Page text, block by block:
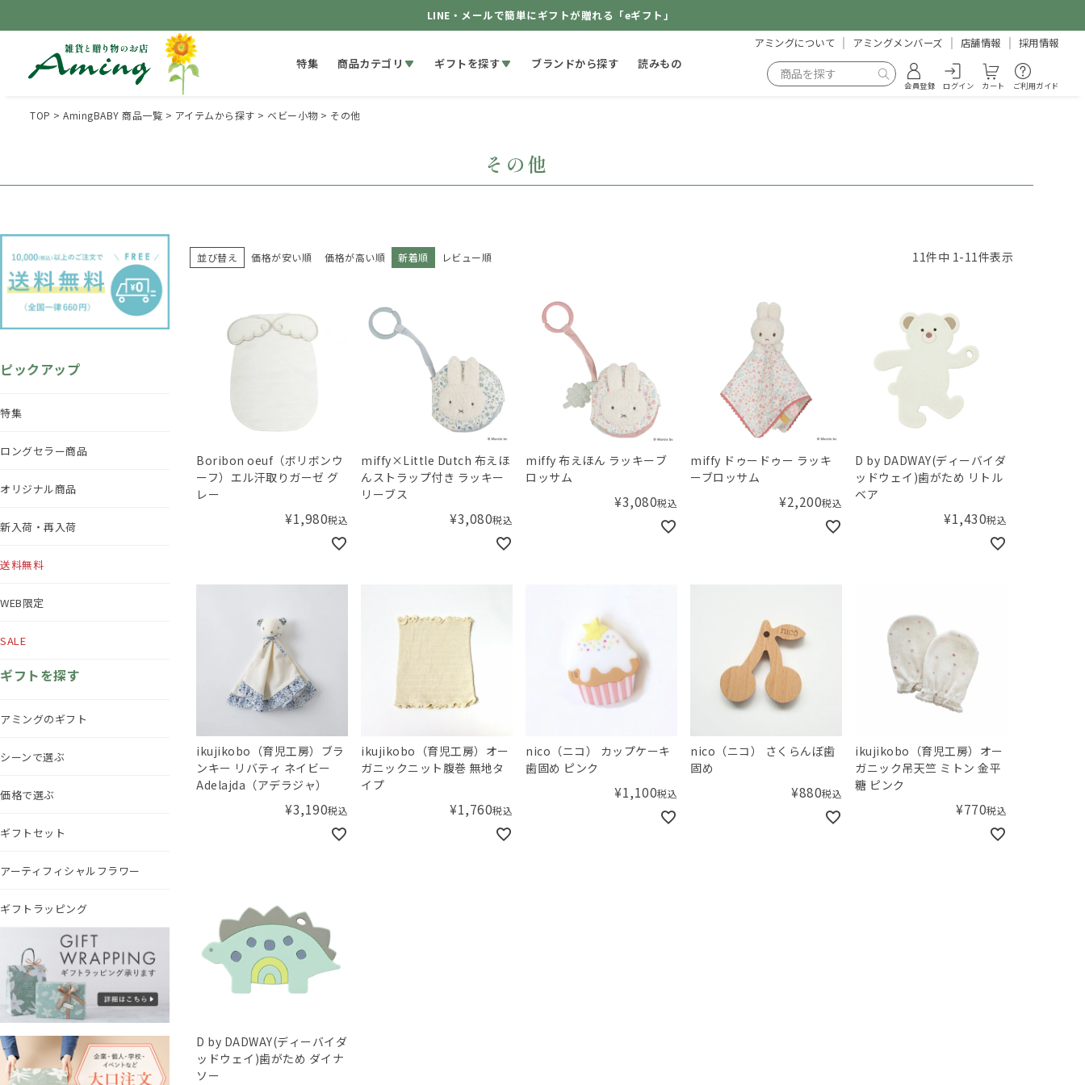
LINE・メールで簡単にギフトが贈れる「eギフト」
特集 商品カテゴリ ギフトを探す ブランドから探す 読みもの
アミングについて アミングメンバーズ 店舗情報 採用情報
会員登録 ログイン カート ご利用ガイド
TOP AmingBABY 商品一覧 アイテムから探す ベビー小物 その他
その他
ピックアップ
特集
ロングセラー商品
オリジナル商品
新入荷・再入荷
送料無料
WEB限定
SALE
ギフトを探す
アミングのギフト
シーンで選ぶ
価格で選ぶ
ギフトセット
アーティフィシャルフラワー
ギフトラッピング
並び替え 価格が安い順 価格が高い順 新着順 レビュー順 11件中 1-11件表示
Boribon oeuf（ボリボンウ
ーフ）エル汗取りガーゼ グ
レー
¥1,980税込
miffy×Little Dutch 布えほ
んストラップ付き ラッキー
リーブス
¥3,080税込
miffy 布えほん ラッキーブ
ロッサム
¥3,080税込
miffy ドゥードゥー ラッキ
ーブロッサム
¥2,200税込
D by DADWAY(ディーバイダ
ッドウェイ)歯がため リトル
ベア
¥1,430税込
ikujikobo（育児工房）ブラ
ンキー リバティ ネイビー
Adelajda（アデラジャ）
¥3,190税込
ikujikobo（育児工房）オー
ガニックニット腹巻 無地タ
イプ
¥1,760税込
nico（ニコ） カップケーキ
歯固め ピンク
¥1,100税込
nico（ニコ） さくらんぼ歯
固め
¥880税込
ikujikobo（育児工房）オー
ガニック吊天竺 ミトン 金平
糖 ピンク
¥770税込
D by DADWAY(ディーバイダ
ッドウェイ)歯がため ダイナ
ソー